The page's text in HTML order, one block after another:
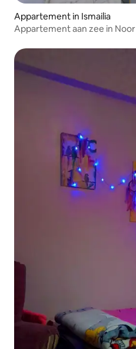
Appartement in Ismailia
Appartement aan zee in Noor